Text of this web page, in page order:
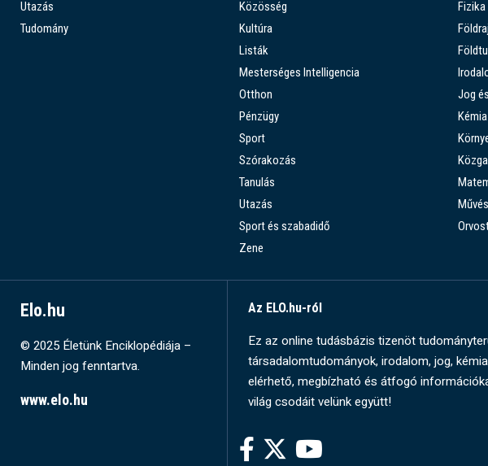
Utazás
Tudomány
Közösség
Kultúra
Listák
Mesterséges Intelligencia
Otthon
Pénzügy
Sport
Szórakozás
Tanulás
Utazás
Sport és szabadidő
Zene
Fizika
Jog
Kémia
Elo.hu
© 2025 Életünk Enciklopédiája –
Minden jog fenntartva.
www.elo.hu
Az ELO.hu-ról
Ez az online tudásbázis tizenöt
társadalomtudományok, irodalom, jog,
elérhető, megbízható és átfogó
világ csodáit velünk együtt!